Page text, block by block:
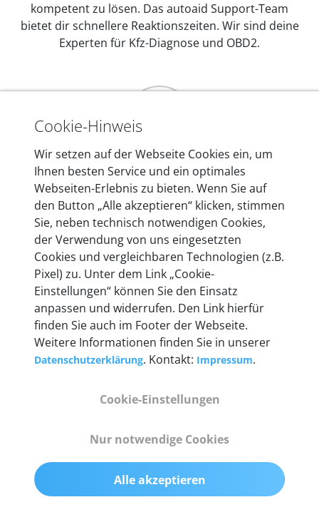
kompetent zu lösen. Das autoaid Support-Team
bietet dir schnellere Reaktionszeiten. Wir sind deine
Experten für Kfz-Diagnose und OBD2.
Mehr als 10 Jahre Erfahrung
In den Kfz-Diagnosegeräten von autoaid stecken
mehr als 10 Jahre Erfahrung, und auch in Zukunft
entwickeln wir unsere Produkte am Standort in
Berlin laufend weiter. Auf diese Qualität vertrauen
heute mehr als 60.000 Privatkunden und
Unternehmen.
Technische Details &
Lieferumfang
55 mm x 25 mm x 12 mm
Cookie-Hinweis
Wir setzen auf der Webseite Cookies ein, um
Ihnen besten Service und ein optimales
Webseiten-Erlebnis zu bieten. Wenn Sie auf
den Button „Alle akzeptieren“ klicken, stimmen
Sie, neben technisch notwendigen Cookies,
der Verwendung von uns eingesetzten
Cookies und vergleichbaren Technologien (z.B.
Pixel) zu. Unter dem Link „Cookie-
Einstellungen“ können Sie den Einsatz
anpassen und widerrufen. Den Link hierfür
finden Sie auch im Footer der Webseite.
Weitere Informationen finden Sie in unserer
Datenschutzerklärung. Kontakt: Impressum.
Cookie-Einstellungen
Nur notwendige Cookies
Alle akzeptieren